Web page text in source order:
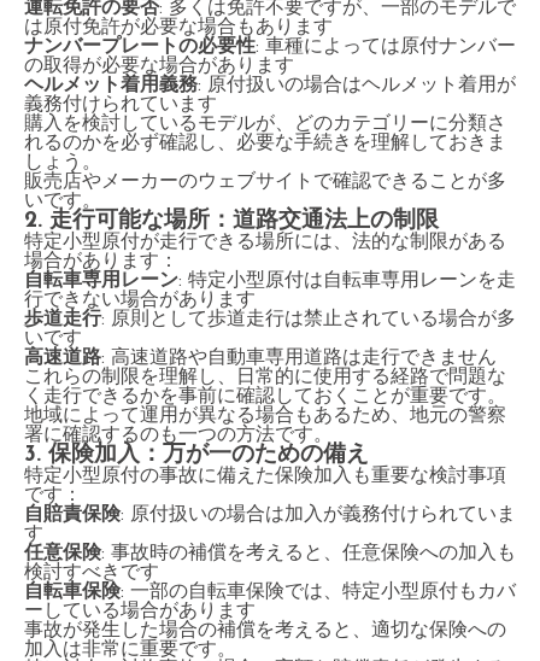
運転免許の要否: 多くは免許不要ですが、一部のモデルで
は原付免許が必要な場合もあります
ナンバープレートの必要性: 車種によっては原付ナンバー
の取得が必要な場合があります
ヘルメット着用義務: 原付扱いの場合はヘルメット着用が
義務付けられています
購入を検討しているモデルが、どのカテゴリーに分類さ
れるのかを必ず確認し、必要な手続きを理解しておきま
しょう。
販売店やメーカーのウェブサイトで確認できることが多
いです。
2. 走行可能な場所：道路交通法上の制限
特定小型原付が走行できる場所には、法的な制限がある
場合があります：
自転車専用レーン: 特定小型原付は自転車専用レーンを走
行できない場合があります
歩道走行: 原則として歩道走行は禁止されている場合が多
いです
高速道路: 高速道路や自動車専用道路は走行できません
これらの制限を理解し、日常的に使用する経路で問題な
く走行できるかを事前に確認しておくことが重要です。
地域によって運用が異なる場合もあるため、地元の警察
署に確認するのも一つの方法です。
3. 保険加入：万が一のための備え
特定小型原付の事故に備えた保険加入も重要な検討事項
です：
自賠責保険: 原付扱いの場合は加入が義務付けられていま
す
任意保険: 事故時の補償を考えると、任意保険への加入も
検討すべきです
自転車保険: 一部の自転車保険では、特定小型原付もカバ
ーしている場合があります
事故が発生した場合の補償を考えると、適切な保険への
加入は非常に重要です。